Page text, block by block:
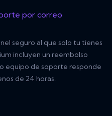
por correo
seguro al que solo tu tienes
incluyen un reembolso
equipo de soporte responde
de 24 horas.